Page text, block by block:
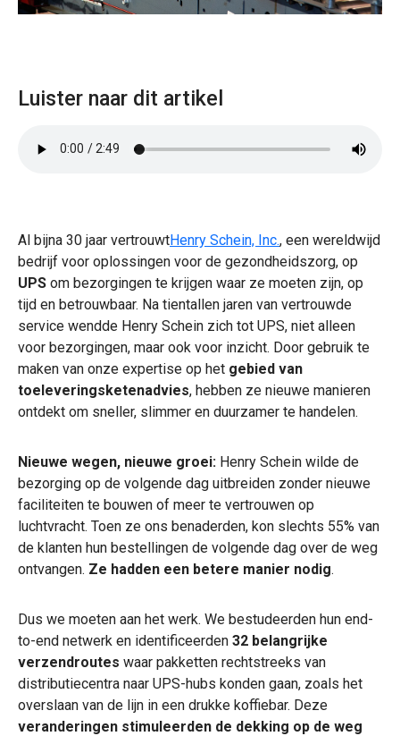
Luister naar dit artikel
Al bijna 30 jaar vertrouwtHenry Schein, Inc., een wereldwijd
bedrijf voor oplossingen voor de gezondheidszorg, op
UPS om bezorgingen te krijgen waar ze moeten zijn, op
tijd en betrouwbaar. Na tientallen jaren van vertrouwde
service wendde Henry Schein zich tot UPS, niet alleen
voor bezorgingen, maar ook voor inzicht. Door gebruik te
maken van onze expertise op het gebied van
toeleveringsketenadvies, hebben ze nieuwe manieren
ontdekt om sneller, slimmer en duurzamer te handelen.
Nieuwe wegen, nieuwe groei: Henry Schein wilde de
bezorging op de volgende dag uitbreiden zonder nieuwe
faciliteiten te bouwen of meer te vertrouwen op
luchtvracht. Toen ze ons benaderden, kon slechts 55% van
de klanten hun bestellingen de volgende dag over de weg
ontvangen. Ze hadden een betere manier nodig.
Dus we moeten aan het werk. We bestudeerden hun end-
to-end netwerk en identificeerden 32 belangrijke
verzendroutes waar pakketten rechtstreeks van
distributiecentra naar UPS-hubs konden gaan, zoals het
overslaan van de lijn in een drukke koffiebar. Deze
veranderingen stimuleerden de dekking op de weg